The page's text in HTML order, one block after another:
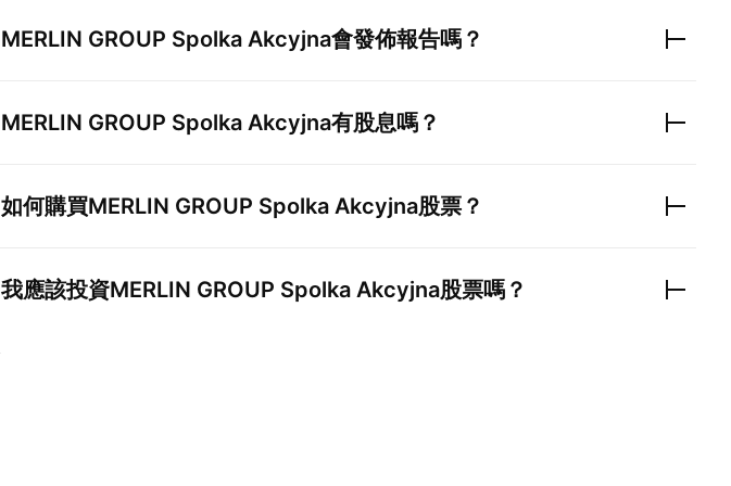
MERLIN GROUP Spolka Akcyjna會發佈報告嗎？
MERLIN GROUP Spolka Akcyjna有股息嗎？
如何購買MERLIN GROUP Spolka Akcyjna股票？
我應該投資MERLIN GROUP Spolka Akcyjna股票嗎？